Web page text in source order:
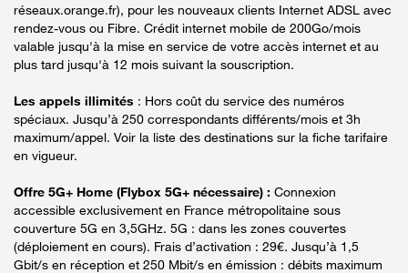
réseaux.orange.fr), pour les nouveaux clients Internet ADSL avec
rendez-vous ou Fibre. Crédit internet mobile de 200Go/mois
valable jusqu'à la mise en service de votre accès internet et au
plus tard jusqu'à 12 mois suivant la souscription.
Les appels illimités : Hors coût du service des numéros
spéciaux. Jusqu’à 250 correspondants différents/mois et 3h
maximum/appel. Voir la liste des destinations sur la fiche tarifaire
en vigueur.
Offre 5G+ Home (Flybox 5G+ nécessaire) : Connexion
accessible exclusivement en France métropolitaine sous
couverture 5G en 3,5GHz. 5G : dans les zones couvertes
(déploiement en cours). Frais d’activation : 29€. Jusqu’à 1,5
Gbit/s en réception et 250 Mbit/s en émission : débits maximum